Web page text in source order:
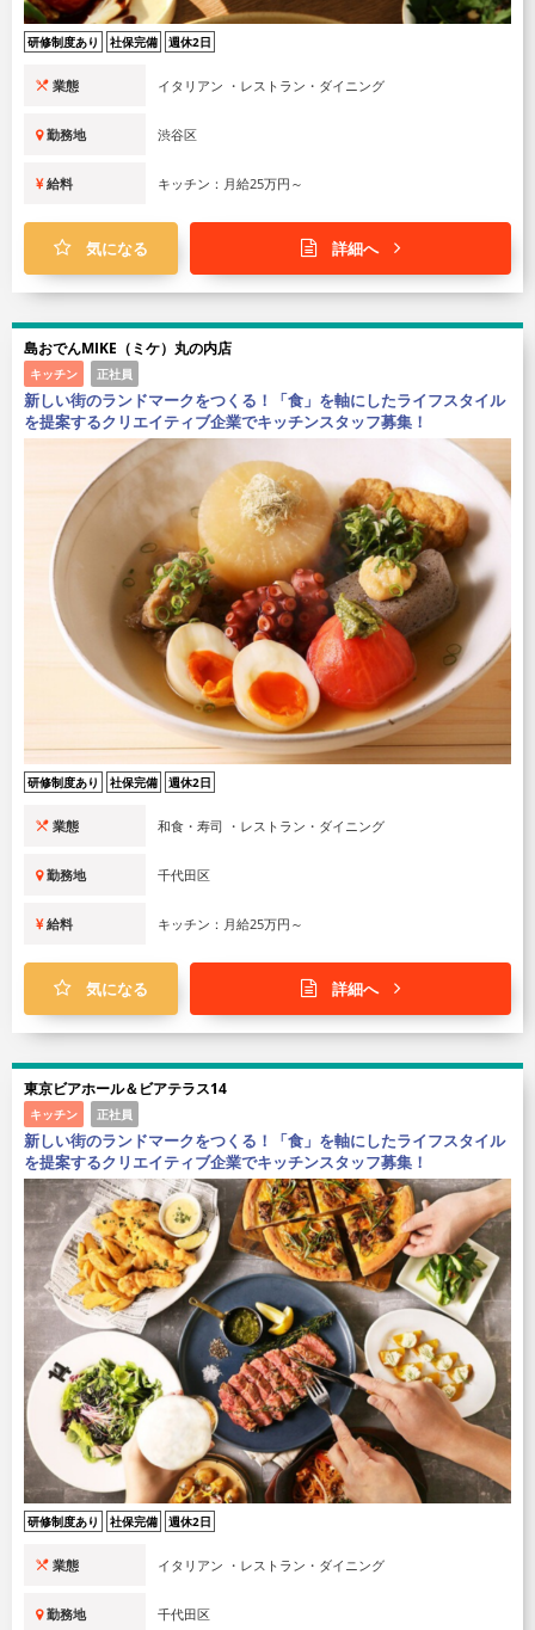
研修制度あり 社保完備 週休2日
業態 イタリアン ・レストラン・ダイニング
勤務地 渋谷区
給料 キッチン：月給25万円～
気になる 詳細へ
島おでんMIKE（ミケ）丸の内店
キッチン 正社員
新しい街のランドマークをつくる！「食」を軸にしたライフスタイル
を提案するクリエイティブ企業でキッチンスタッフ募集！
研修制度あり 社保完備 週休2日
業態 和食・寿司 ・レストラン・ダイニング
勤務地 千代田区
給料 キッチン：月給25万円～
気になる 詳細へ
東京ビアホール＆ビアテラス14
キッチン 正社員
新しい街のランドマークをつくる！「食」を軸にしたライフスタイル
を提案するクリエイティブ企業でキッチンスタッフ募集！
研修制度あり 社保完備 週休2日
業態 イタリアン ・レストラン・ダイニング
勤務地 千代田区